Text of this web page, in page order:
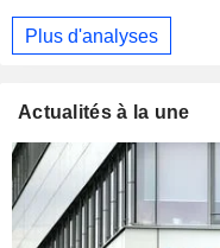
Plus d'analyses
Actualités à la une